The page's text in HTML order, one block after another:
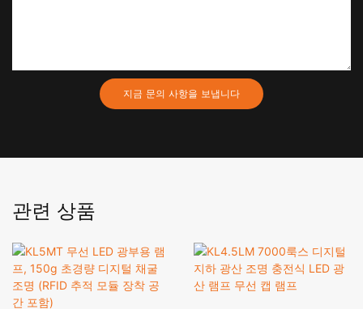
지금 문의 사항을 보냅니다
관련 상품